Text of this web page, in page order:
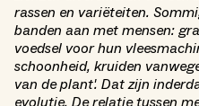
rassen en variëteiten.
banden aan met mensen:
voedsel voor hun
schoonheid, kruiden
van de plant'. Dat zijn
evolutie. De relatie tussen